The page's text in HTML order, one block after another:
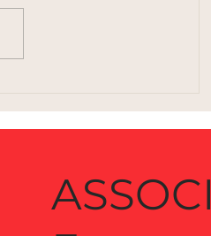
logica della